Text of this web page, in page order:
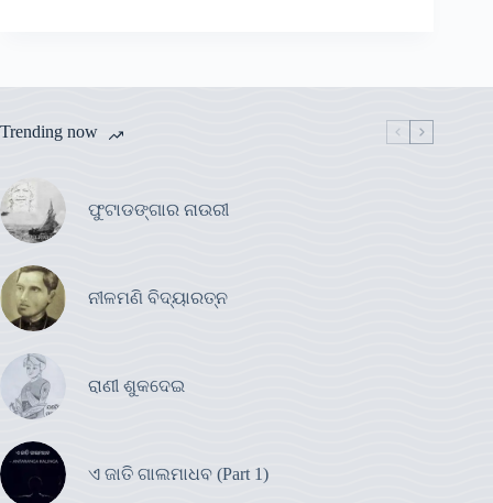
Trending now
ଫୁଟାଡଙ୍ଗାର ନାଉରୀ
ନୀଳମଣି ବିଦ୍ୟାରତ୍ନ
ରାଣୀ ଶୁକଦେଇ
ଏ ଜାତି ଗାଲମାଧବ (Part 1)